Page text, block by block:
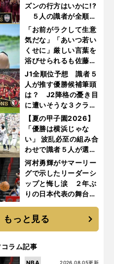
ズンの行方はいかに!?
５人の識者が全順位
を大胆予想
「お前がラクして生意
気だな」「あいつ若い
くせに」厳しい言葉を
浴びせられるも佐藤慎
太郎が貫いた誇りとフ
ァンへの思い
J1全順位予想 識者５
人が推す優勝候補筆頭
は？ J2降格の憂き目
に遭いそうな３クラブ
とは？
【夏の甲子園2026】
「優勝は横浜じゃな
い」 波乱必至の組み合
わせで識者５人が選ん
だ優勝校はここだ！
河村勇輝がサマーリー
グで示したリーダーシ
ップと悔し涙 ２年ぶ
りの日本代表の舞台を
は続く
もっと見る
ラム記事
2026.08.05更新